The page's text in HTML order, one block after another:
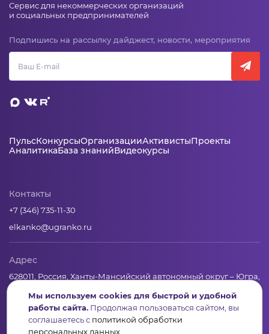
Сервис для некоммерческих организаций
и социальных предпринимателей
Подпишись на рассылку дайджест, новости, мероприятия
ПульсКонкурсыОрганизацииАктивистыПроекты
АналитикаБаза знанийВидеокурсы
Контакты
+7 (346) 735-11-30
elkanko@ugranko.ru
Адрес
628011, Россия, Ханты-Мансийский автономный округ – Югра,
г. Ханты-Мансийск, ул. Светлая 36
Юридическая информация
Мы используем cookies для быстрой и удобной
работы сайта. Продолжая пользоваться сайтом, вы
соглашаетесь с политикой обработки
персональных данных